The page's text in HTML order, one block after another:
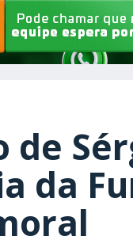
de
da